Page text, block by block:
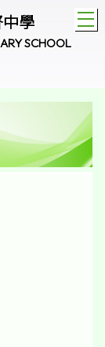
學
SCHOOL